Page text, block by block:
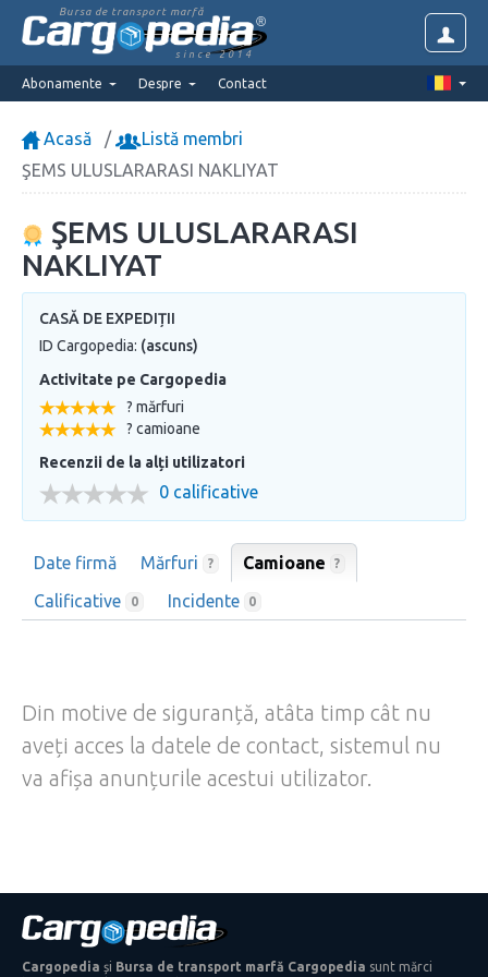
Bursa de transport marfă
since 2014
Abonamente Despre Contact
Acasă
Listă membri
ŞEMS ULUSLARARASI NAKLIYAT
ŞEMS ULUSLARARASI
NAKLIYAT
CASĂ DE EXPEDIȚII
ID Cargopedia: (ascuns)
Activitate pe Cargopedia
? mărfuri
? camioane
Recenzii de la alți utilizatori
0 calificative
Date firmă Mărfuri ? Camioane ?
Calificative 0 Incidente 0
Din motive de siguranță, atâta timp cât nu
aveți acces la datele de contact, sistemul nu
va afișa anunțurile acestui utilizator.
Cargopedia și Bursa de transport marfă Cargopedia sunt mărci